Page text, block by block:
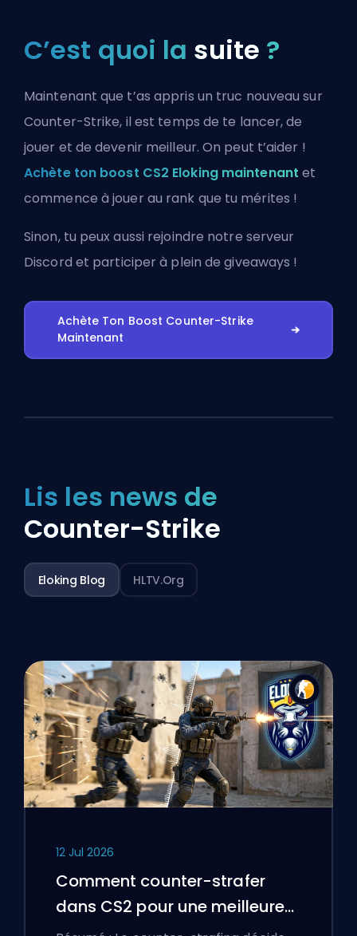
C’est quoi la suite ?
Maintenant que t’as appris un truc nouveau sur
Counter-Strike, il est temps de te lancer, de
jouer et de devenir meilleur. On peut t’aider !
Achète ton boost CS2 Eloking maintenant et
commence à jouer au rank que tu mérites !
Sinon, tu peux aussi rejoindre notre serveur
Discord et participer à plein de giveaways !
Achète Ton Boost Counter-Strike
Maintenant
Lis les news de
Counter-Strike
Eloking Blog HLTV.org
12 Jul 2026
Comment counter-strafer
dans CS2 pour une meilleure